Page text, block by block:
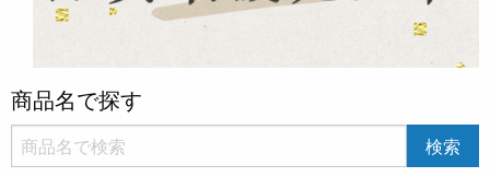
商品名で探す